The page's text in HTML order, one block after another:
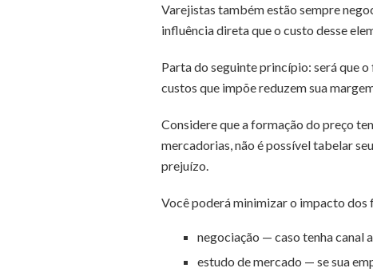
Varejistas também estão sempre
influência direta que o custo desse
Parta do seguinte princípio: será que
custos que impõe reduzem sua
Considere que a formação do preço
mercadorias, não é possível tabelar
prejuízo.
Você poderá minimizar o impacto dos
negociação — caso tenha canal
estudo de mercado — se sua